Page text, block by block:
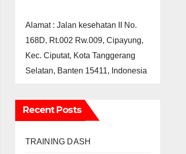
Alamat : Jalan kesehatan II No.
168D, Rt.002 Rw.009, Cipayung,
Kec. Ciputat, Kota Tanggerang
Selatan, Banten 15411, Indonesia
Recent Posts
TRAINING DASH